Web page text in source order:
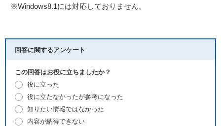
※Windows8.1には対応しておりません。
回答に関するアンケート
この回答はお役に立ちましたか？
役に立った
役に立たなかったが参考になった
知りたい情報ではなかった
内容が納得できない